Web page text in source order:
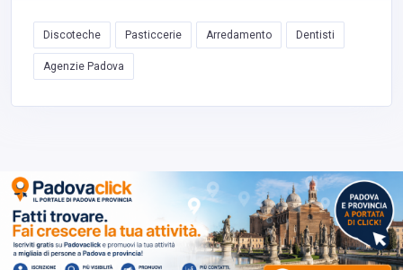
Discoteche Pasticcerie Arredamento Dentisti
Agenzie Padova